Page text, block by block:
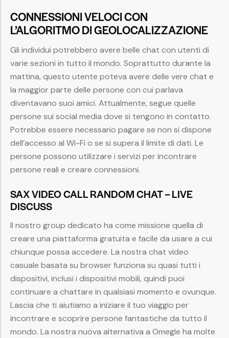
CONNESSIONI VELOCI CON
L’ALGORITMO DI GEOLOCALIZZAZIONE
Gli individui potrebbero avere belle chat con utenti di
varie sezioni in tutto il mondo. Soprattutto durante la
mattina, questo utente poteva avere delle vere chat e
la maggior parte delle persone con cui parlava
diventavano suoi amici. Attualmente, segue quelle
persone sui social media dove si tengono in contatto.
Potrebbe essere necessario pagare se non si dispone
dell’accesso al Wi-Fi o se si supera il limite di dati. Le
persone possono utilizzare i servizi per incontrare
persone reali e creare connessioni.
SAX VIDEO CALL RANDOM CHAT – LIVE
DISCUSS
Il nostro group dedicato ha come missione quella di
creare una piattaforma gratuita e facile da usare a cui
chiunque possa accedere. La nostra chat video
casuale basata su browser funziona su quasi tutti i
dispositivi, inclusi i dispositivi mobili, quindi puoi
continuare a chattare in qualsiasi momento e ovunque.
Lascia che ti aiutiamo a iniziare il tuo viaggio per
incontrare e scoprire persone fantastiche da tutto il
mondo. La nostra nuova alternativa a Omegle ha molte